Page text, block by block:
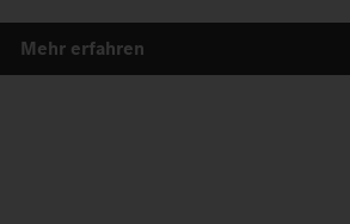
Mehr erfahren